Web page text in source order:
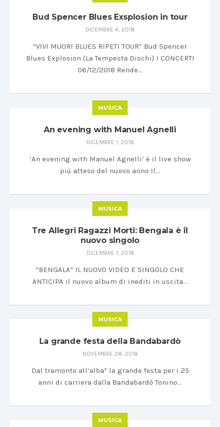
Bud Spencer Blues Exsplosion in tour
DICEMBRE 4, 2018
“VIVI MUORI BLUES RIPETI TOUR” Bud Spencer
Blues Explosion (La Tempesta Dischi) I CONCERTI
06/12/2018 Rende…
MUSICA
An evening with Manuel Agnelli
DICEMBRE 1, 2018
‘An evening with Manuel Agnelli’ è il live show
più atteso del nuovo anno Il…
MUSICA
Tre Allegri Ragazzi Morti: Bengala è il
nuovo singolo
DICEMBRE 1, 2018
“BENGALA” IL NUOVO VIDEO E SINGOLO CHE
ANTICIPA il nuovo album di inediti in uscita…
MUSICA
La grande festa della Bandabardò
NOVEMBRE 28, 2018
Dal tramonto all’alba” la grande festa per i 25
anni di carriera dalla Bandabardò Tonino…
MUSICA